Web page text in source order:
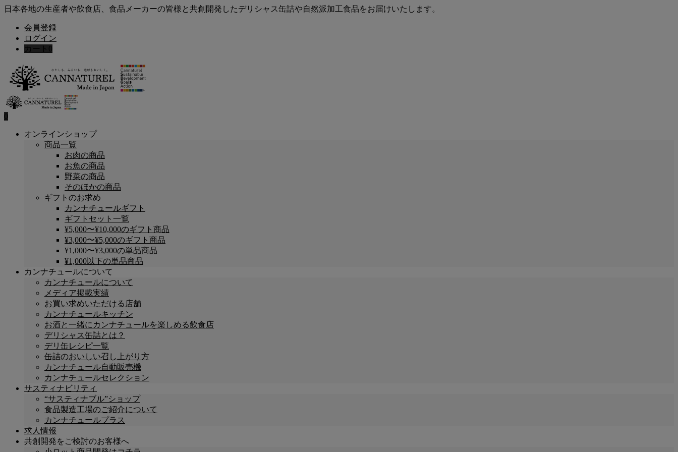
日本各地の生産者や飲食店、食品メーカーの皆様と共創開発したデリシャス缶詰や自然派加工食品をお届けいたします。
会員登録
ログイン
カート 0
0
オンラインショップ
商品一覧
お肉の商品
お魚の商品
野菜の商品
そのほかの商品
ギフトのお求め
カンナチュールギフト
ギフトセット一覧
¥5,000〜¥10,000のギフト商品
¥3,000〜¥5,000のギフト商品
¥1,000〜¥3,000の単品商品
¥1,000以下の単品商品
カンナチュールについて
カンナチュールについて
メディア掲載実績
お買い求めいただける店舗
カンナチュールキッチン
お酒と一緒にカンナチュールを楽しめる飲食店
デリシャス缶詰とは？
デリ缶レシピ一覧
缶詰のおいしい召し上がり方
カンナチュール自動販売機
カンナチュールセレクション
サスティナビリティ
“サスティナブル”ショップ
食品製造工場のご紹介について
カンナチュールプラス
求人情報
共創開発をご検討のお客様へ